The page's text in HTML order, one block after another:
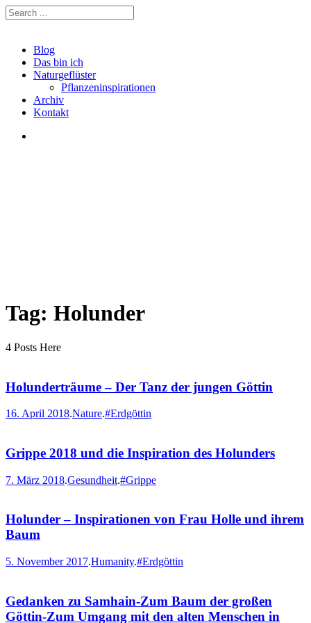
Blog
Das bin ich
Naturgeflüster
Pflanzeninspirationen
Archiv
Kontakt
Tag: Holunder
4 Posts Here
Holunderträume – Der Tanz der jungen Göttin
16. April 2018.Nature.#Erdgöttin
Grippe 2018 und die Inspiration des Holunders
7. März 2018.Gesundheit.#Grippe
Holunder – Inspirationen von Frau Holle und ihrem
Baum
5. November 2017.Humanity.#Erdgöttin
Gedanken zu Samhain-Zum Baum der großen
Göttin-Zum Umgang mit den alten Menschen in